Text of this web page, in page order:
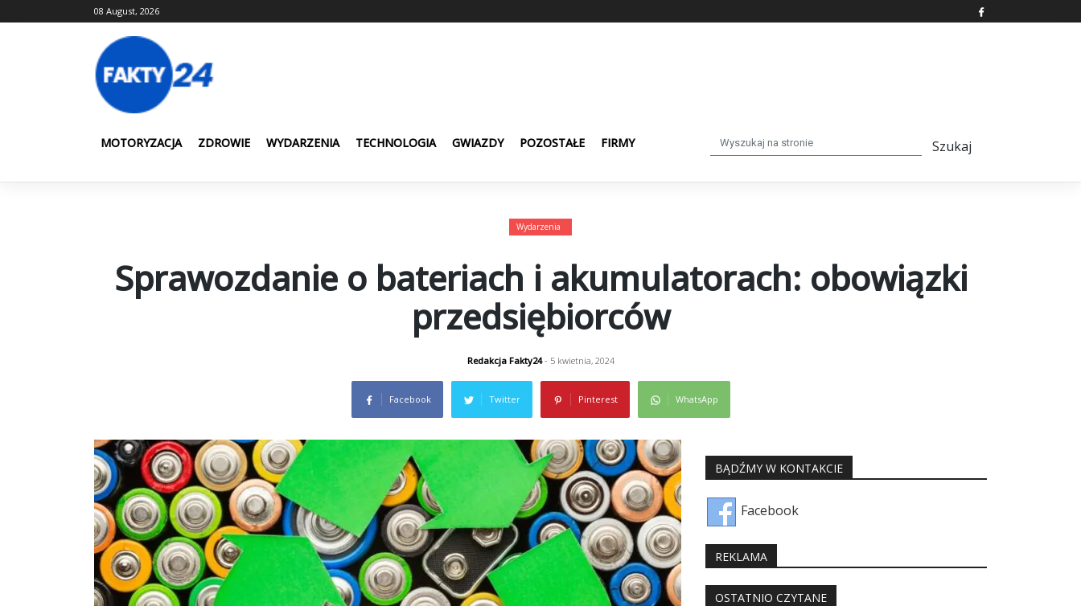
to
08 August, 2026
MOTORYZACJA ZDROWIE WYDARZENIA TECHNOLOGIA GWIAZDY POZOSTAŁE FIRMY
Wydarzenia
Sprawozdanie o bateriach i akumulatorach: obowiązki
przedsiębiorców
Redakcja Fakty24- 5 kwietnia, 2024
Facebook Twitter Pinterest WhatsApp
BĄDŹMY W KONTAKCIE
Facebook
REKLAMA
OSTATNIO CZYTANE